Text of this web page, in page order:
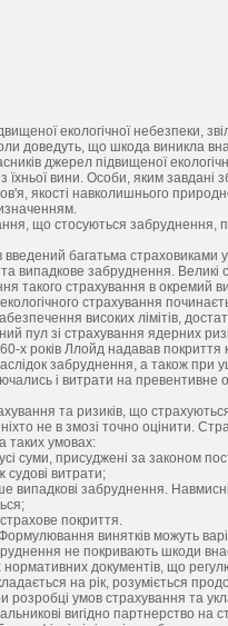
екологічної небезпеки,
доведуть, що шкода виникла
джерел підвищеної
вини. Особи, яким
якості навколишнього
що стосуються забруднення,
багатьма страховиками
випадкове забруднення. Великі
такого страхування в окремий
страхування
високих лімітів,
пул зі страхування ядерних
х років Ллойд надавав
забруднення, а також
і витрати на
та ризиків, що
не в змозі точно оцінити.
таких умовах:
суми, присуджені за законом
судові витрати;
забруднення.
покриття.
винятків можуть
не покривають шкоди
документів, що
на рік, розуміється
розробці умов страхування та
вигідно партнерство на